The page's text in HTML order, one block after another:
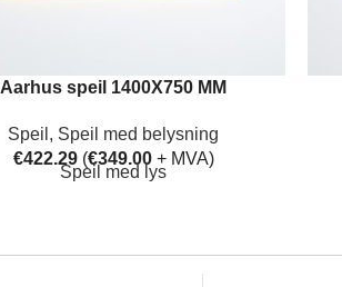
Aarhus speil 1400X750 MM
Speil , Speil med belysning
€422.29 (€349.00+ MVA)
Speil med lys